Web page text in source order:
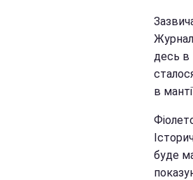
десь в
в
буде